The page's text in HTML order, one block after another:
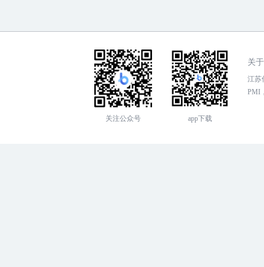
关注公众号 app下载
关
江苏
PMI